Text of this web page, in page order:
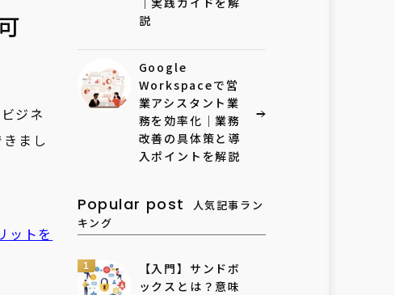
ジネ
まし
ットを
説
Google
Workspaceで営
業アシスタント業
務を効率化｜業務
改善の具体策と導
入ポイントを解説
Popular post
人気記事ラン
キング
1
【入門】サンドボ
ックスとは？意味